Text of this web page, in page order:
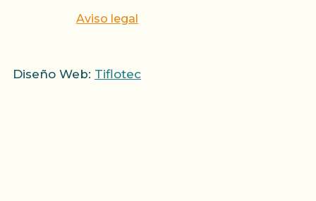
Aviso legal
Diseño Web: Tiflotec